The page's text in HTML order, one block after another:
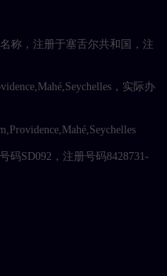
称，注册于塞舌尔共和国，注
，实际办
码SD092，注册号码8428731-